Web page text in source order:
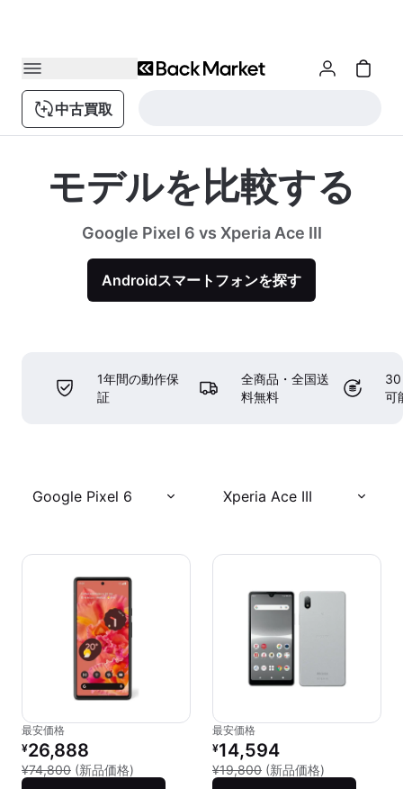
中古買取
モデルを比較する
Google Pixel 6 vs Xperia Ace III
Androidスマートフォンを探す
1年間の動作保
証
全商品・全国送
料無料
30
可
Google Pixel 6 Xperia Ace III
最安価格
リファービッシュ品の価格：
¥26,888
¥74,800 (新品価格) 新品との比較：¥74,800
最安価格
リファービッシュ品の価格：
¥14,594
¥19,800 (新品価格)